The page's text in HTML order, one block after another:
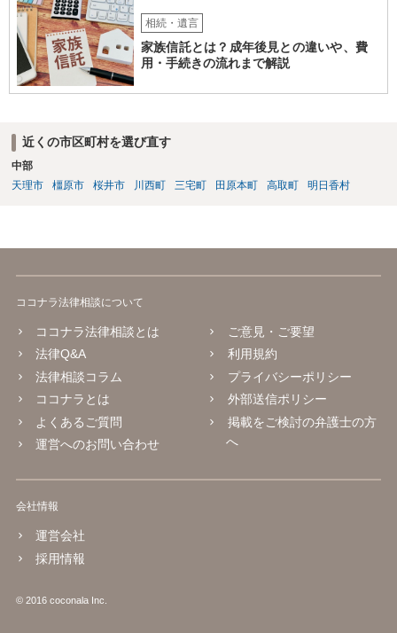
相続・遺言
家族信託とは？成年後見との違いや、費
用・手続きの流れまで解説
近くの市区町村を選び直す
中部
天理市
橿原市 桜井市 川西町 三宅町 田原本町 高取町 明日香村
ココナラ法律相談について
ココナラ法律相談とは
法律Q&A
法律相談コラム
ココナラとは
よくあるご質問
運営へのお問い合わせ
ご意見・ご要望
利用規約
プライバシーポリシー
外部送信ポリシー
掲載をご検討の弁護士の方
へ
会社情報
運営会社
採用情報
© 2016 coconala Inc.